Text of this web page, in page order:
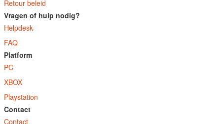
Retour beleid
Vragen of hulp nodig?
Helpdesk
FAQ
Platform
PC
XBOX
Playstation
Contact
Contact